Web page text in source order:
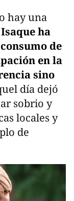
hay una
Isaque ha
de
en la
sino
día dejó
sobrio y
locales y
de